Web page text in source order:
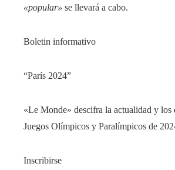
«popular» se llevará a cabo.
Boletin informativo
“París 2024”
«Le Monde» descifra la actualidad y los
Juegos Olímpicos y Paralímpicos de
Inscribirse